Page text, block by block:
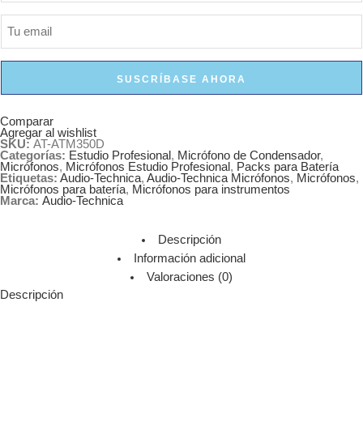
SUSCRÍBASE AHORA
Comparar
Agregar al wishlist
SKU: AT-ATM350D
Categorías: Estudio Profesional , Micrófono de Condensador,
Micrófonos, Micrófonos Estudio Profesional , Packs para Batería
Etiquetas: Audio-Technica, Audio-Technica Micrófonos, Micrófonos,
Micrófonos para batería, Micrófonos para instrumentos
Marca: Audio-Technica
Descripción
Información adicional
Valoraciones (0)
Descripción